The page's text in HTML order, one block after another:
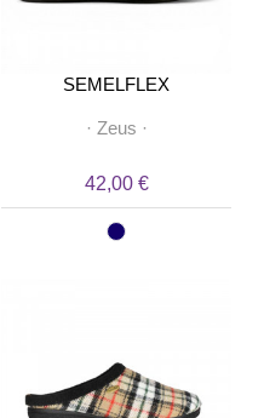
SEMELFLEX
· Zeus ·
42,00 €